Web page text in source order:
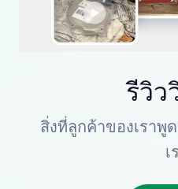
รีวิว
สิ่งที่ลูกค้าของเราพู
เ